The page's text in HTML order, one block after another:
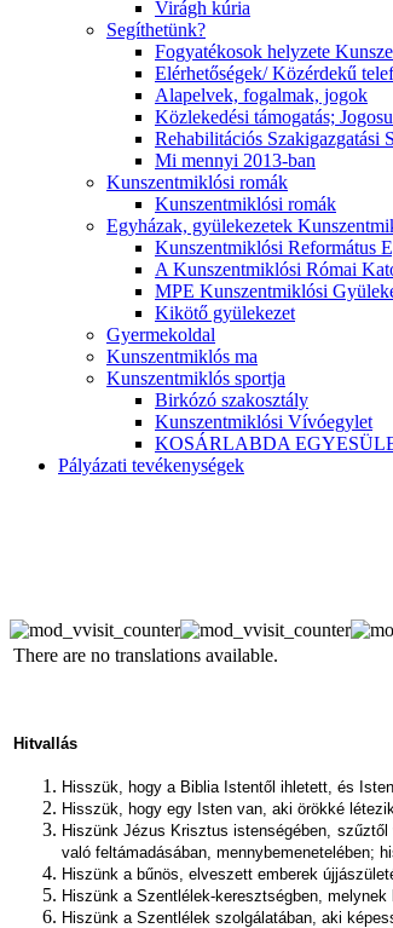
Virágh kúria
Segíthetünk?
Fogyatékosok helyzete
Elérhetőségek/ Közérdekű
Alapelvek, fogalmak, jogok
Közlekedési támogatás;
Rehabilitációs Szakigazgatási
Mi mennyi 2013-ban
Kunszentmiklósi romák
Kunszentmiklósi romák
Egyházak, gyülekezetek
Kunszentmiklósi Református
A Kunszentmiklósi Római
MPE Kunszentmiklósi
Kikötő gyülekezet
Gyermekoldal
Kunszentmiklós ma
Kunszentmiklós sportja
Birkózó szakosztály
Kunszentmiklósi Vívóegylet
KOSÁRLABDA
Pályázati tevékenységek
There are no translations available.
Hitvallás
Hisszük, hogy a Biblia Istentől ihletett, és
Hisszük, hogy egy Isten van, aki örökké
Hiszünk Jézus Krisztus istenségében,
való feltámadásában, mennybemenetelében;
Hiszünk a bűnös, elveszett emberek
Hiszünk a Szentlélek-keresztségben,
Hiszünk a Szentlélek szolgálatában, aki